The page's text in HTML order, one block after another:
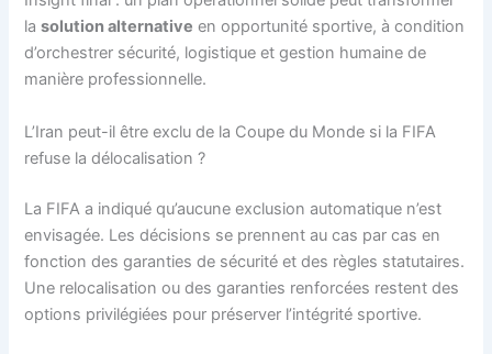
lasolution alternative en opportunité sportive, à condition
d’orchestrer sécurité, logistique et gestion humaine de
manière professionnelle.
L’Iran peut-il être exclu de la Coupe du Monde si la FIFA
refuse la délocalisation ?
La FIFA a indiqué qu’aucune exclusion automatique n’est
envisagée. Les décisions se prennent au cas par cas en
fonction des garanties de sécurité et des règles statutaires.
Une relocalisation ou des garanties renforcées restent des
options privilégiées pour préserver l’intégrité sportive.